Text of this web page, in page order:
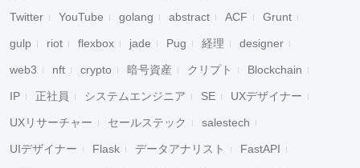
Twitter YouTube golang abstract ACF Grunt
gulp riot flexbox jade Pug 経理 designer
web3 nft crypto 暗号資産 クリプト Blockchain
IP 正社員 システムエンジニア SE UXデザイナー
UXリサーチャー セールステック salestech
UIデザイナー Flask データアナリスト FastAPI